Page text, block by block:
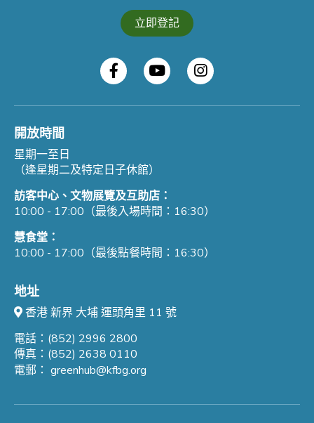
立即登記
開放時間
星期一至日
（逢星期二及特定日子休館）
訪客中心、文物展覽及互助店：
10:00 - 17:00（最後入場時間：16:30）
慧食堂：
10:00 - 17:00（最後點餐時間：16:30）
地址
香港 新界 大埔 運頭角里 11 號
電話：(852) 2996 2800
傳真：(852) 2638 0110
電郵： greenhub@kfbg.org